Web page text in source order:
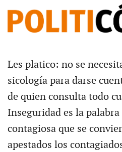
Les platico: no se
sicología para darse
de quien consulta todo
Inseguridad es la palabra
contagiosa que se
apestados los